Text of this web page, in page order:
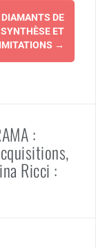
DIAMANTS DE
SYNTHÈSE ET
IMITATIONS →
:
Ricci :